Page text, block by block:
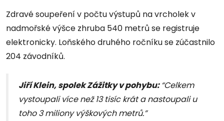
Zdravé soupeření v počtu výstupů na vrcholek v
nadmořské výšce zhruba 540 metrů se registruje
elektronicky. Loňského druhého ročníku se zúčastnilo
204 závodníků.
Jiří Klein, spolek Zážitky v pohybu:“Celkem
vystoupali více než 13 tisíc krát a nastoupali u
toho 3 miliony výškových metrů.”